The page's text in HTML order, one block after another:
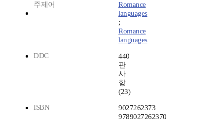
주제어
Romance
languages
;
Romance
languages
DDC
440
판
사
항
(23)
ISBN
9027262373
9789027262370